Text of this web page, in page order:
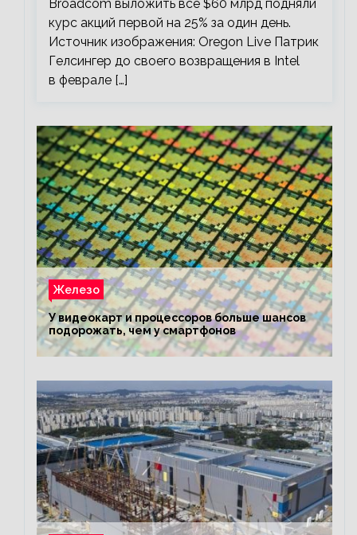
Broadcom выложить все $60 млрд подняли
курс акций первой на 25% за один день.
Источник изображения: Oregon Live Патрик
Гелсингер до своего возвращения в Intel
в феврале […]
Железо
У видеокарт и процессоров больше шансов
подорожать, чем у смартфонов